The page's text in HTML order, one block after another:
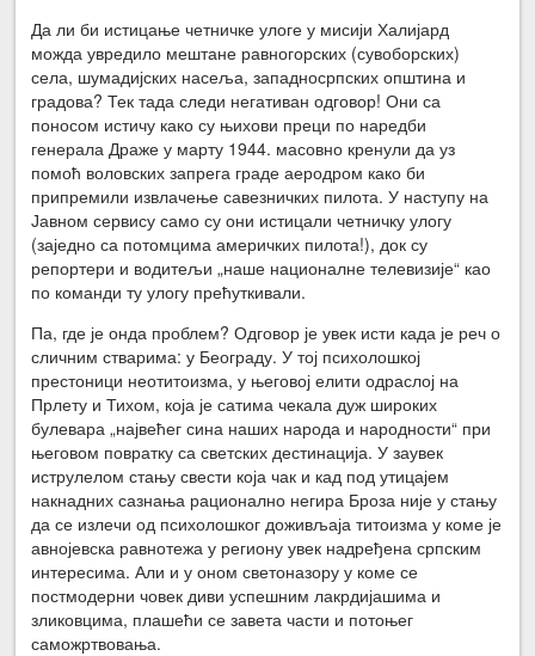
Да ли би истицање четничке улоге у мисији Халијард
можда увредило мештане равногорских (сувоборских)
села, шумадијских насеља, западносрпских општина и
градова? Тек тада следи негативан одговор! Они са
поносом истичу како су њихови преци по наредби
генерала Драже у марту 1944. масовно кренули да уз
помоћ воловских запрега граде аеродром како би
припремили извлачење савезничких пилота. У наступу на
Јавном сервису само су они истицали четничку улогу
(заједно са потомцима америчких пилота!), док су
репортери и водитељи „наше националне телевизије“ као
по команди ту улогу прећуткивали.
Па, где је онда проблем? Одговор је увек исти када је реч о
сличним стварима: у Београду. У тој психолошкој
престоници неотитоизма, у његовој елити одраслој на
Прлету и Тихом, која је сатима чекала дуж широких
булевара „највећег сина наших народа и народности“ при
његовом повратку са светских дестинација. У заувек
иструлелом стању свести која чак и кад под утицајем
накнадних сазнања рационално негира Броза није у стању
да се излечи од психолошког доживљаја титоизма у коме је
авнојевска равнотежа у региону увек надређена српским
интересима. Али и у оном светоназору у коме се
постмодерни човек диви успешним лакрдијашима и
зликовцима, плашећи се завета части и потоњег
саможртвовања.